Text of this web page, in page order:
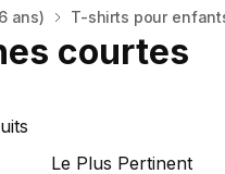
ans) T-shirts pour
courtes
Trier par :(optional)